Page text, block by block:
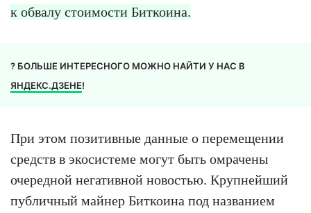
к обвалу стоимости Биткоина.
? БОЛЬШЕ ИНТЕРЕСНОГО МОЖНО НАЙТИ У НАС В
ЯНДЕКС.ДЗЕНЕ!
При этом позитивные данные о перемещении
средств в экосистеме могут быть омрачены
очередной негативной новостью. Крупнейший
публичный майнер Биткоина под названием